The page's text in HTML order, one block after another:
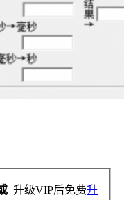
升级VIP后免费升